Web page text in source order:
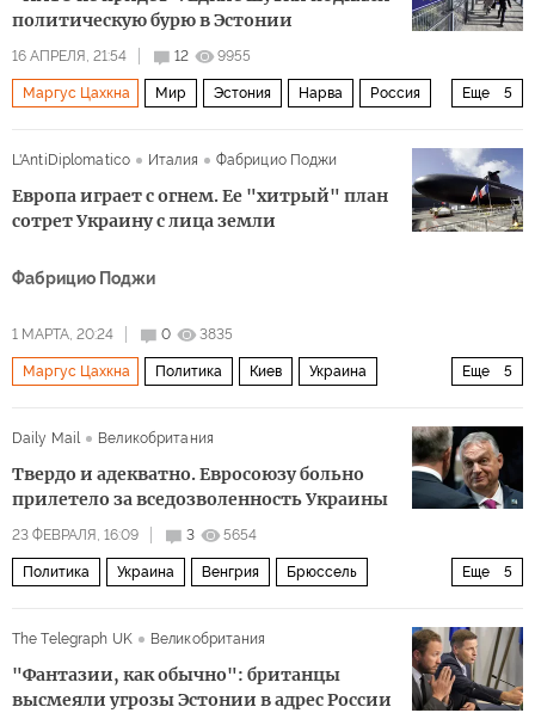
политическую бурю в Эстонии
16 АПРЕЛЯ, 21:54 12 9955
Еще 5
Маргус Цахкна Мир Эстония Нарва Россия
L'AntiDiplomatico
Италия Фабрицио Поджи
Европа играет с огнем. Ее "хитрый" план
сотрет Украину с лица земли
Фабрицио Поджи
1 МАРТА, 20:24 0 3835
Еще 5
Маргус Цахкна Политика Киев Украина
Daily Mail Великобритания
Твердо и адекватно. Евросоюзу больно
прилетело за вседозволенность Украины
23 ФЕВРАЛЯ, 16:09 3 5654
Еще 5
Политика Украина Венгрия Брюссель
The Telegraph UK Великобритания
"Фантазии, как обычно": британцы
высмеяли угрозы Эстонии в адрес России